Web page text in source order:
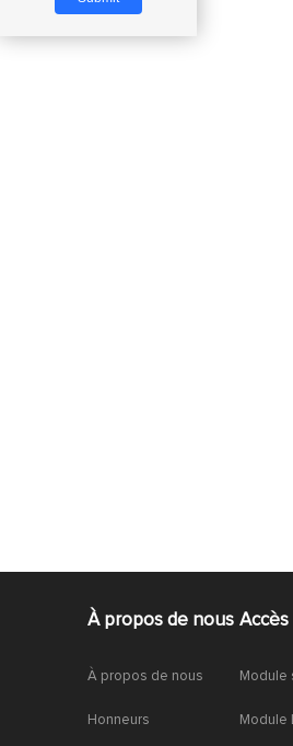
À propos de nous
À propos de nous
Honneurs
Accès
Module
Module